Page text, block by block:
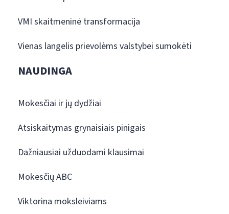
VMI skaitmeninė transformacija
Vienas langelis prievolėms valstybei sumokėti
NAUDINGA
Mokesčiai ir jų dydžiai
Atsiskaitymas grynaisiais pinigais
Dažniausiai užduodami klausimai
Mokesčių ABC
Viktorina moksleiviams